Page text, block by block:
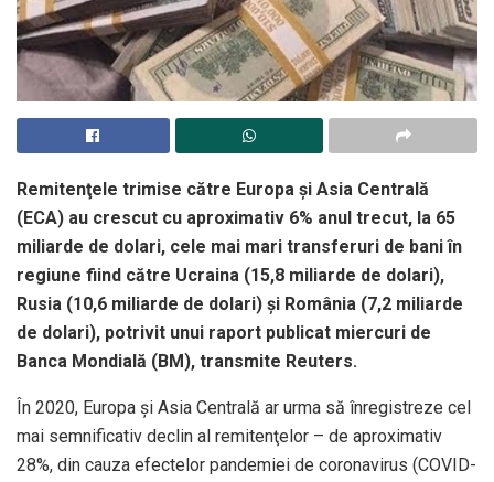
Remitenţele trimise către Europa şi Asia Centrală
(ECA) au crescut cu aproximativ 6% anul trecut, la 65
miliarde de dolari, cele mai mari transferuri de bani în
regiune fiind către Ucraina (15,8 miliarde de dolari),
Rusia (10,6 miliarde de dolari) şi România (7,2 miliarde
de dolari), potrivit unui raport publicat miercuri de
Banca Mondială (BM), transmite Reuters.
În 2020, Europa şi Asia Centrală ar urma să înregistreze cel
mai semnificativ declin al remitenţelor – de aproximativ
28%, din cauza efectelor pandemiei de coronavirus (COVID-